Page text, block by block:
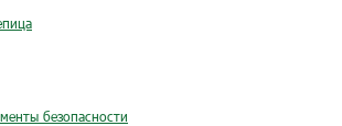
безопасности